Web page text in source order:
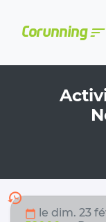
Corunningsort
history
calendar_today le dim. 23